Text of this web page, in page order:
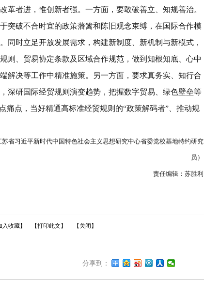
革者进，惟创新者强。一方面，要敢破善立、知规善治。
突破不合时宜的政策藩篱和陈旧观念束缚，在国际合作模
同时立足开放发展需求，构建新制度、新机制与新模式，
则、贸易协定条款及区域合作规范，做到知根知底、心中
解决等工作中精准施策。另一方面，要求真务实、知行合
深研国际经贸规则演变趋势，把握数字贸易、绿色壁垒等
痛点，当好精通高标准经贸规则的“政策解码者” 、推动规
苏省习近平新时代中国特色社会主义思想研究中心省委党校基地特约研究
员）
责任编辑：苏胜利
入收藏】 【打印此文】 【关闭】
分享到：